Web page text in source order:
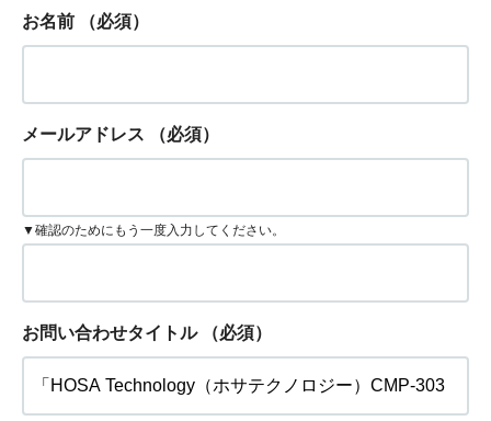
お名前 （必須）
メールアドレス （必須）
▼確認のためにもう一度入力してください。
お問い合わせタイトル （必須）